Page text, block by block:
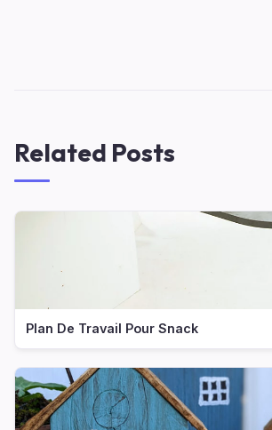
Related Posts
Plan De Travail Pour Snack